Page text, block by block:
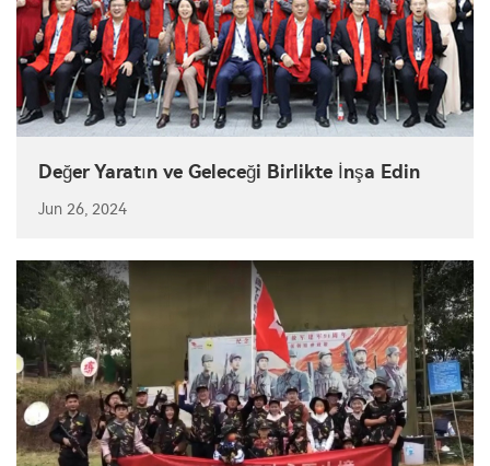
Değer Yaratın ve Geleceği Birlikte İnşa Edin
Jun 26, 2024